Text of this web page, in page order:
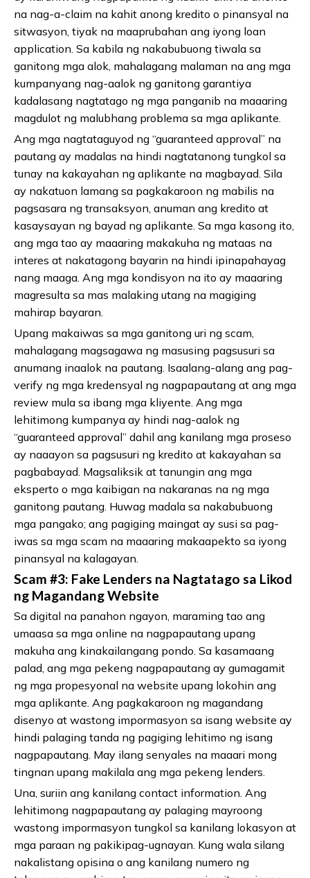
na nag-a-claim na kahit anong kredito o pinansyal na
sitwasyon, tiyak na maaprubahan ang iyong loan
application. Sa kabila ng nakabubuong tiwala sa
ganitong mga alok, mahalagang malaman na ang mga
kumpanyang nag-aalok ng ganitong garantiya
kadalasang nagtatago ng mga panganib na maaaring
magdulot ng malubhang problema sa mga aplikante.
Ang mga nagtataguyod ng “guaranteed approval” na
pautang ay madalas na hindi nagtatanong tungkol sa
tunay na kakayahan ng aplikante na magbayad. Sila
ay nakatuon lamang sa pagkakaroon ng mabilis na
pagsasara ng transaksyon, anuman ang kredito at
kasaysayan ng bayad ng aplikante. Sa mga kasong ito,
ang mga tao ay maaaring makakuha ng mataas na
interes at nakatagong bayarin na hindi ipinapahayag
nang maaga. Ang mga kondisyon na ito ay maaaring
magresulta sa mas malaking utang na magiging
mahirap bayaran.
Upang makaiwas sa mga ganitong uri ng scam,
mahalagang magsagawa ng masusing pagsusuri sa
anumang inaalok na pautang. Isaalang-alang ang pag-
verify ng mga kredensyal ng nagpapautang at ang mga
review mula sa ibang mga kliyente. Ang mga
lehitimong kumpanya ay hindi nag-aalok ng
“guaranteed approval” dahil ang kanilang mga proseso
ay naaayon sa pagsusuri ng kredito at kakayahan sa
pagbabayad. Magsaliksik at tanungin ang mga
eksperto o mga kaibigan na nakaranas na ng mga
ganitong pautang. Huwag madala sa nakabubuong
mga pangako; ang pagiging maingat ay susi sa pag-
iwas sa mga scam na maaaring makaapekto sa iyong
pinansyal na kalagayan.
Scam #3: Fake Lenders na Nagtatago sa Likod
ng Magandang Website
Sa digital na panahon ngayon, maraming tao ang
umaasa sa mga online na nagpapautang upang
makuha ang kinakailangang pondo. Sa kasamaang
palad, ang mga pekeng nagpapautang ay gumagamit
ng mga propesyonal na website upang lokohin ang
mga aplikante. Ang pagkakaroon ng magandang
disenyo at wastong impormasyon sa isang website ay
hindi palaging tanda ng pagiging lehitimo ng isang
nagpapautang. May ilang senyales na maaari mong
tingnan upang makilala ang mga pekeng lenders.
Una, suriin ang kanilang contact information. Ang
lehitimong nagpapautang ay palaging mayroong
wastong impormasyon tungkol sa kanilang lokasyon at
mga paraan ng pakikipag-ugnayan. Kung wala silang
nakalistang opisina o ang kanilang numero ng